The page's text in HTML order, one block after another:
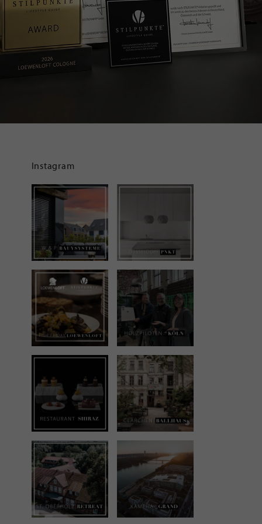
Instagram